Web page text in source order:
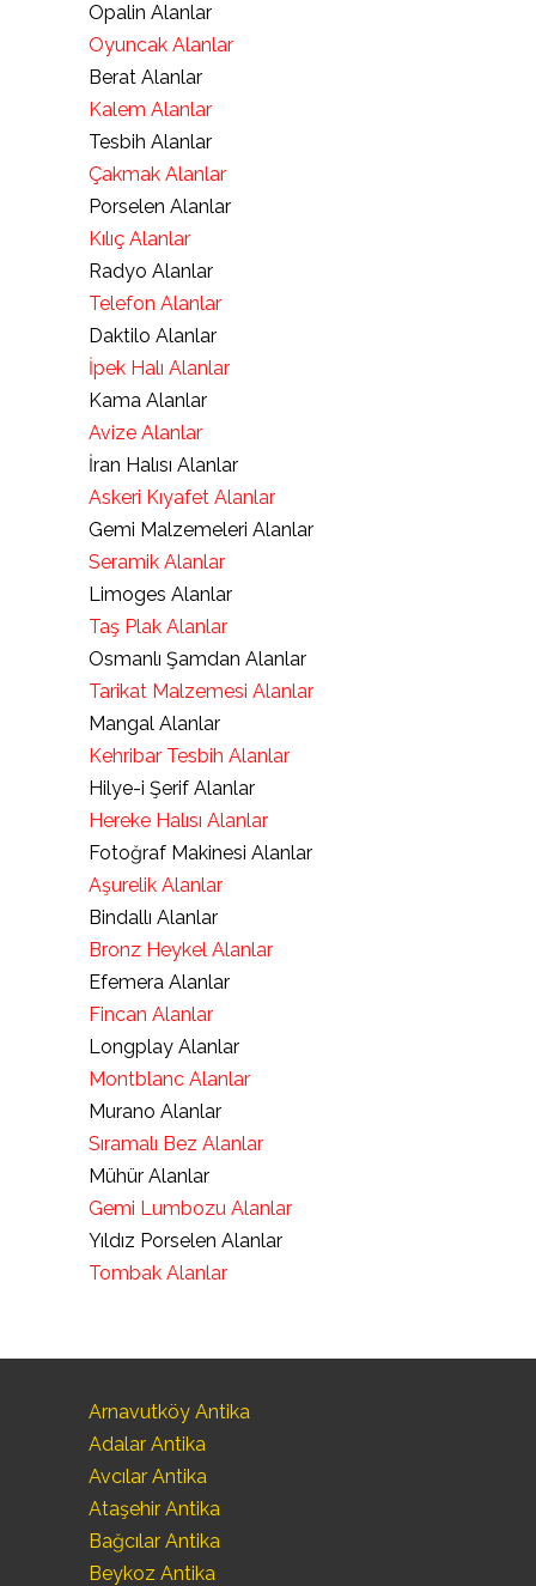
Opalin Alanlar
Oyuncak Alanlar
Berat Alanlar
Kalem Alanlar
Tesbih Alanlar
Çakmak Alanlar
Porselen Alanlar
Kılıç Alanlar
Radyo Alanlar
Telefon Alanlar
Daktilo Alanlar
İpek Halı Alanlar
Kama Alanlar
Avize Alanlar
İran Halısı Alanlar
Askeri Kıyafet Alanlar
Gemi Malzemeleri Alanlar
Seramik Alanlar
Limoges Alanlar
Taş Plak Alanlar
Osmanlı Şamdan Alanlar
Tarikat Malzemesi Alanlar
Mangal Alanlar
Kehribar Tesbih Alanlar
Hilye-i Şerif Alanlar
Hereke Halısı Alanlar
Fotoğraf Makinesi Alanlar
Aşurelik Alanlar
Bindallı Alanlar
Bronz Heykel Alanlar
Efemera Alanlar
Fincan Alanlar
Longplay Alanlar
Montblanc Alanlar
Murano Alanlar
Sıramalı Bez Alanlar
Mühür Alanlar
Gemi Lumbozu Alanlar
Yıldız Porselen Alanlar
Tombak Alanlar
Arnavutköy Antika
Adalar Antika
Avcılar Antika
Ataşehir Antika
Bağcılar Antika
Beykoz Antika